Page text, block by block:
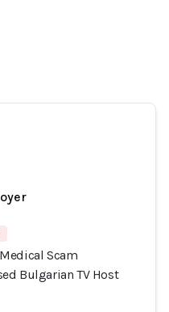
Scam
Bulgarian TV Host